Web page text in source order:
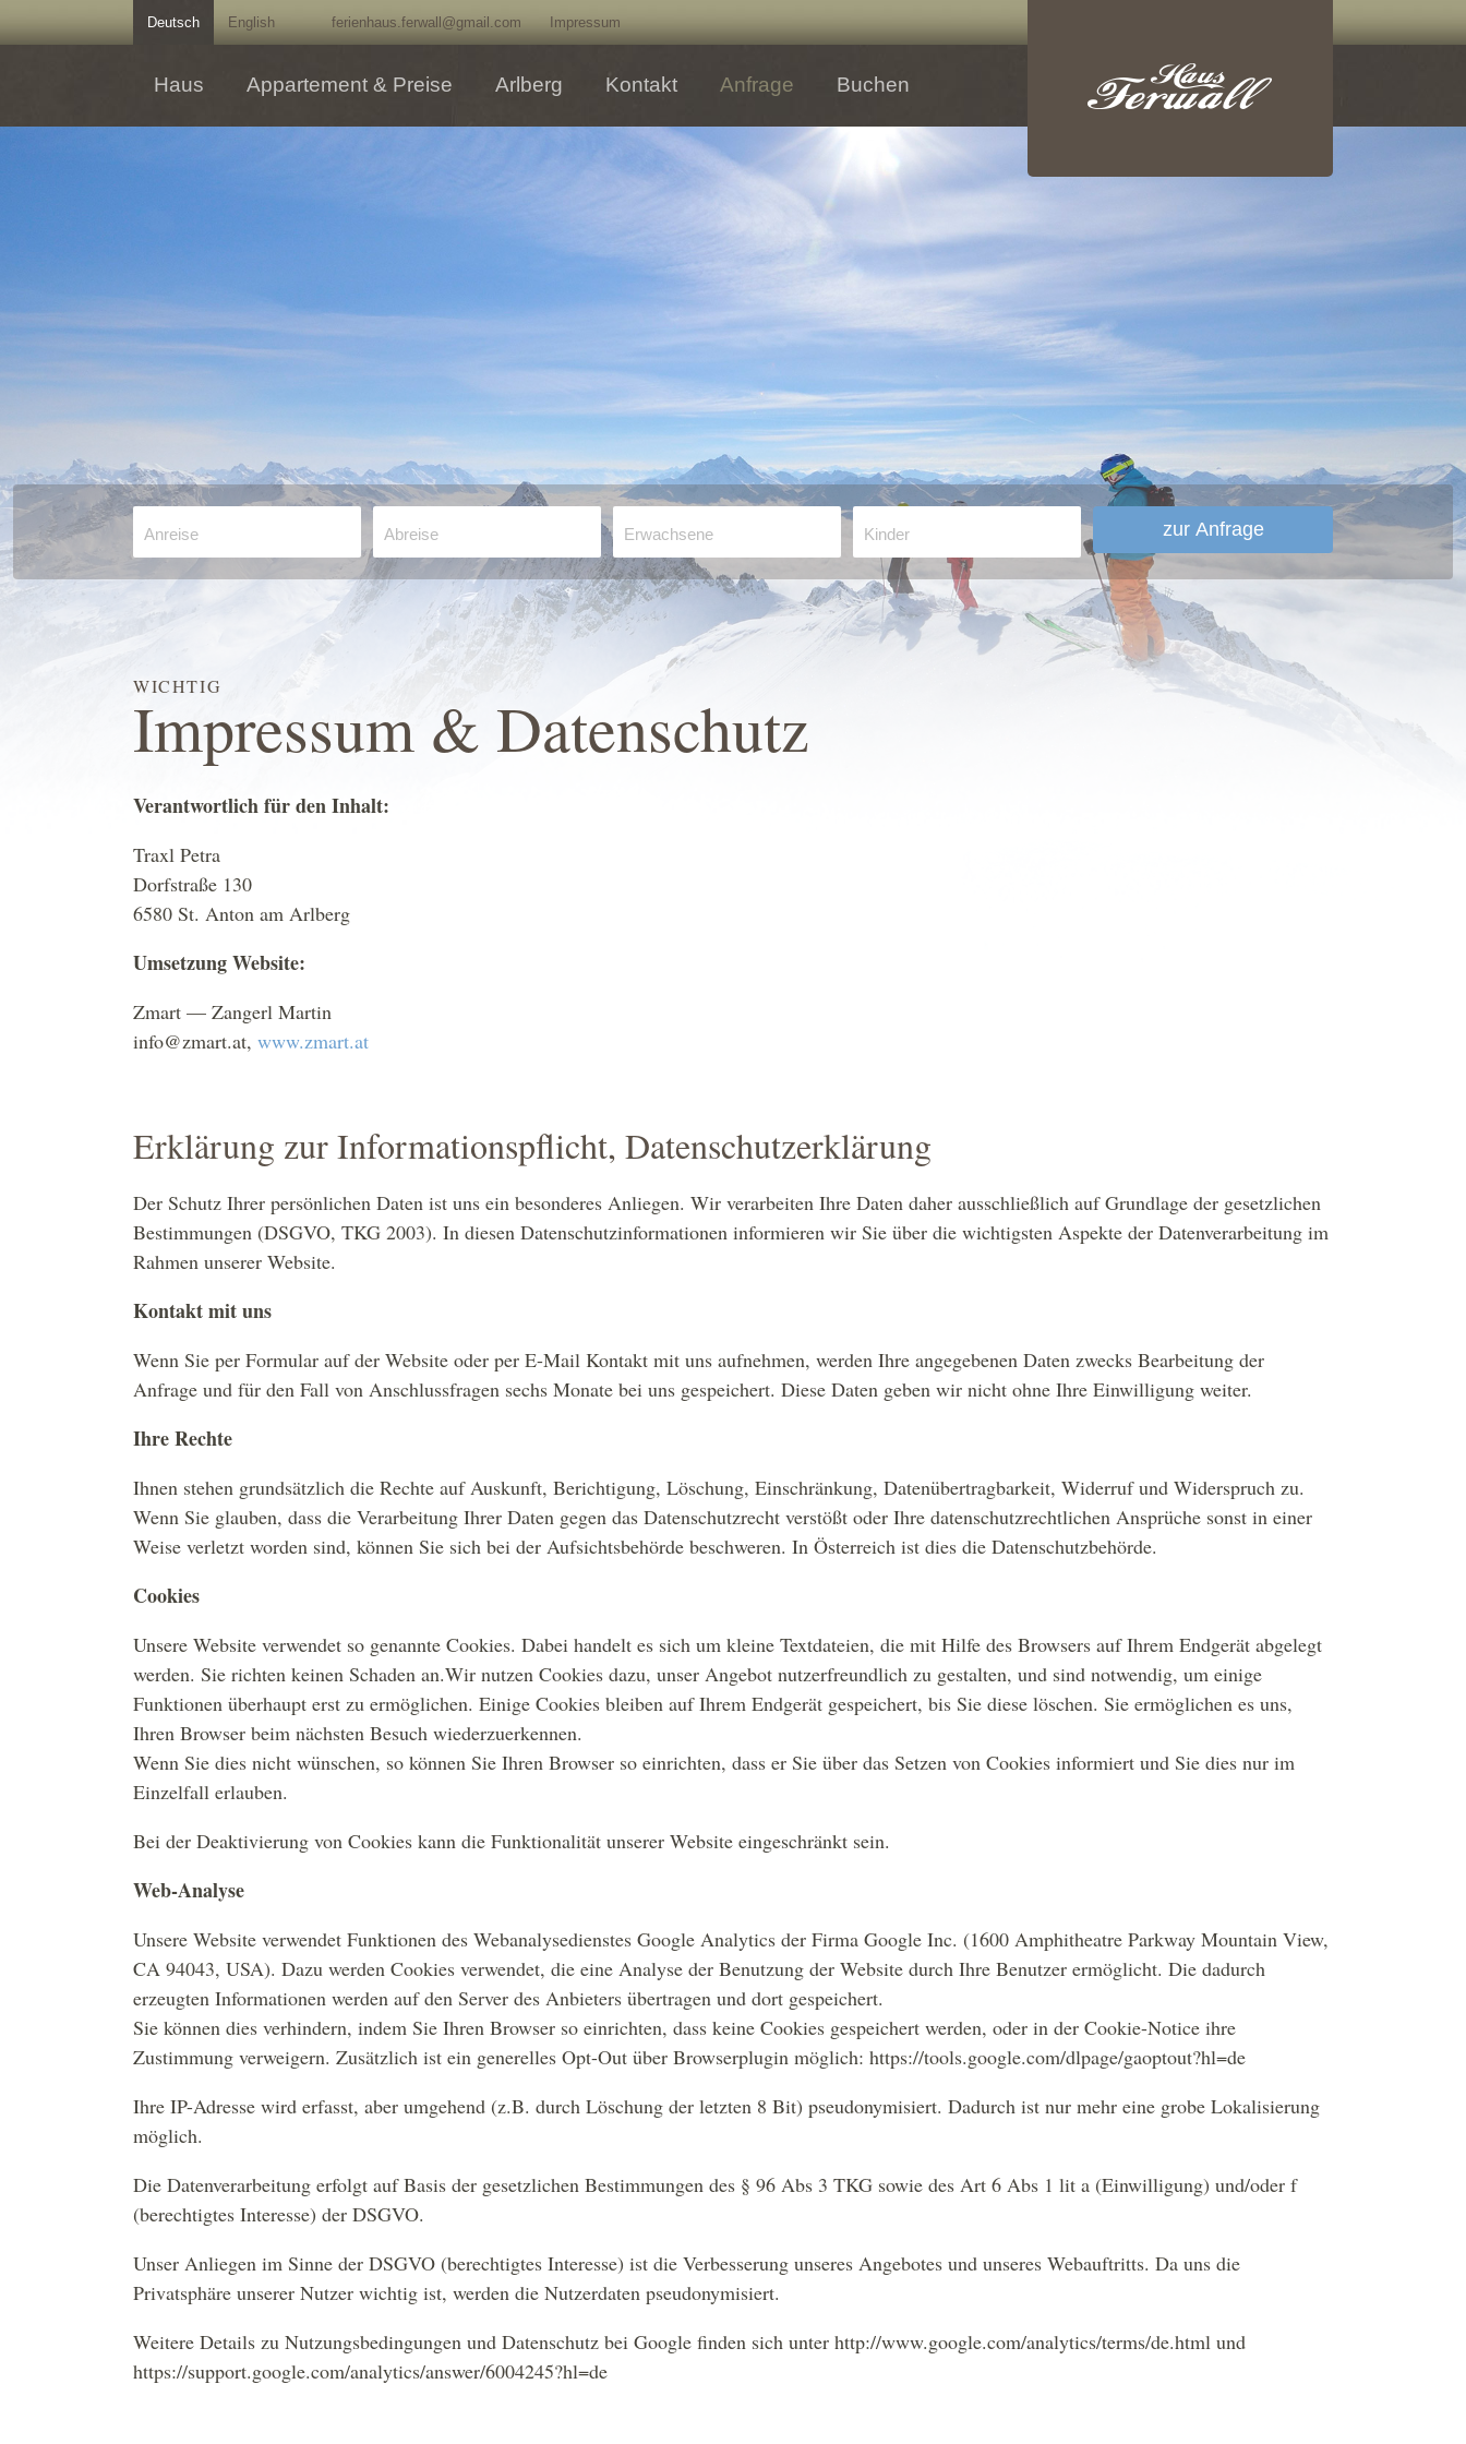
Deutsch English ferienhaus.ferwall@gmail.com Impressum
Haus Appartement & Preise Arlberg Kontakt Anfrage Buchen
Anreise Abreise Erwachsene Kinder zur Anfrage
WICHTIG
Impressum & Datenschutz
Verantwortlich für den Inhalt:
Traxl Petra
Dorfstraße 130
6580 St. Anton am Arlberg
Umsetzung Website:
Zmart — Zangerl Martin
info@zmart.at, www.zmart.at
Erklärung zur Informationspflicht, Datenschutzerklärung
Der Schutz Ihrer persönlichen Daten ist uns ein besonderes Anliegen. Wir verarbeiten Ihre Daten daher ausschließlich auf Grundlage der gesetzlichen
Bestimmungen (DSGVO, TKG 2003). In diesen Datenschutzinformationen informieren wir Sie über die wichtigsten Aspekte der Datenverarbeitung im
Rahmen unserer Website.
Kontakt mit uns
Wenn Sie per Formular auf der Website oder per E-Mail Kontakt mit uns aufnehmen, werden Ihre angegebenen Daten zwecks Bearbeitung der
Anfrage und für den Fall von Anschlussfragen sechs Monate bei uns gespeichert. Diese Daten geben wir nicht ohne Ihre Einwilligung weiter.
Ihre Rechte
Ihnen stehen grundsätzlich die Rechte auf Auskunft, Berichtigung, Löschung, Einschränkung, Datenübertragbarkeit, Widerruf und Widerspruch zu.
Wenn Sie glauben, dass die Verarbeitung Ihrer Daten gegen das Datenschutzrecht verstößt oder Ihre datenschutzrechtlichen Ansprüche sonst in einer
Weise verletzt worden sind, können Sie sich bei der Aufsichtsbehörde beschweren. In Österreich ist dies die Datenschutzbehörde.
Cookies
Unsere Website verwendet so genannte Cookies. Dabei handelt es sich um kleine Textdateien, die mit Hilfe des Browsers auf Ihrem Endgerät abgelegt
werden. Sie richten keinen Schaden an.Wir nutzen Cookies dazu, unser Angebot nutzerfreundlich zu gestalten, und sind notwendig, um einige
Funktionen überhaupt erst zu ermöglichen. Einige Cookies bleiben auf Ihrem Endgerät gespeichert, bis Sie diese löschen. Sie ermöglichen es uns,
Ihren Browser beim nächsten Besuch wiederzuerkennen.
Wenn Sie dies nicht wünschen, so können Sie Ihren Browser so einrichten, dass er Sie über das Setzen von Cookies informiert und Sie dies nur im
Einzelfall erlauben.
Bei der Deaktivierung von Cookies kann die Funktionalität unserer Website eingeschränkt sein.
Web-Analyse
Unsere Website verwendet Funktionen des Webanalysedienstes Google Analytics der Firma Google Inc. (1600 Amphitheatre Parkway Mountain View,
CA 94043, USA). Dazu werden Cookies verwendet, die eine Analyse der Benutzung der Website durch Ihre Benutzer ermöglicht. Die dadurch
erzeugten Informationen werden auf den Server des Anbieters übertragen und dort gespeichert.
Sie können dies verhindern, indem Sie Ihren Browser so einrichten, dass keine Cookies gespeichert werden, oder in der Cookie-Notice ihre
Zustimmung verweigern. Zusätzlich ist ein generelles Opt-Out über Browserplugin möglich: https://tools.google.com/dlpage/gaoptout?hl=de
Ihre IP-Adresse wird erfasst, aber umgehend (z.B. durch Löschung der letzten 8 Bit) pseudonymisiert. Dadurch ist nur mehr eine grobe Lokalisierung
möglich.
Die Datenverarbeitung erfolgt auf Basis der gesetzlichen Bestimmungen des § 96 Abs 3 TKG sowie des Art 6 Abs 1 lit a (Einwilligung) und/oder f
(berechtigtes Interesse) der DSGVO.
Unser Anliegen im Sinne der DSGVO (berechtigtes Interesse) ist die Verbesserung unseres Angebotes und unseres Webauftritts. Da uns die
Privatsphäre unserer Nutzer wichtig ist, werden die Nutzerdaten pseudonymisiert.
Weitere Details zu Nutzungsbedingungen und Datenschutz bei Google finden sich unter http://www.google.com/analytics/terms/de.html und
https://support.google.com/analytics/answer/6004245?hl=de